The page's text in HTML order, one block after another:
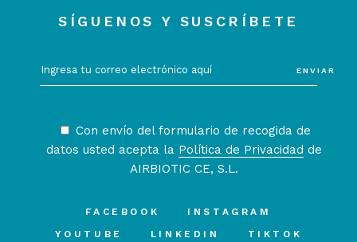
SÍGUENOS Y SUSCRÍBETE
ENVIAR
Con envío del formulario de recogida de
datos usted acepta la Política de Privacidad de
AIRBIOTIC CE, S.L.
FACEBOOK
INSTAGRAM
YOUTUBE
LINKEDIN TIKTOK